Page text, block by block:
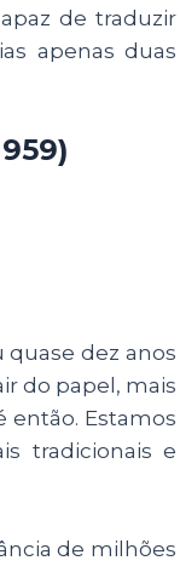
de traduzir
apenas duas
dez anos
do papel, mais
então. Estamos
tradicionais e
de milhões